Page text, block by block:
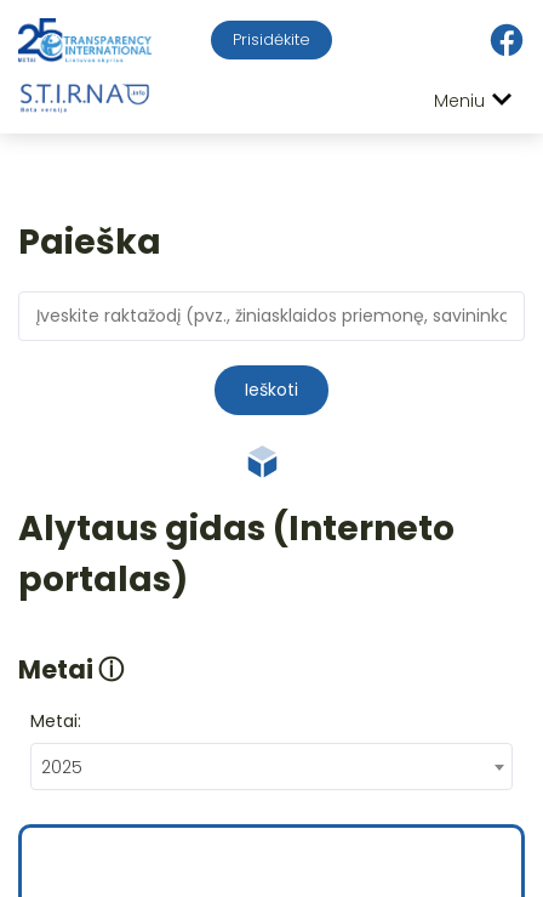
Prisidėkite
Meniu
Paieška
Ieškoti
Alytaus gidas (Interneto
portalas)
Metaiⓘ
Metai:
2025